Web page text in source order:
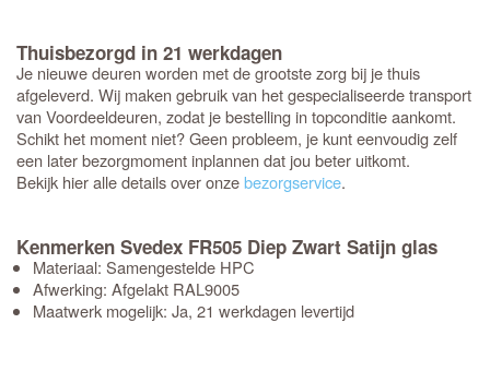
Thuisbezorgd in 21 werkdagen
Je nieuwe deuren worden met de grootste zorg bij je thuis
afgeleverd. Wij maken gebruik van het gespecialiseerde transport
van Voordeeldeuren, zodat je bestelling in topconditie aankomt.
Schikt het moment niet? Geen probleem, je kunt eenvoudig zelf
een later bezorgmoment inplannen dat jou beter uitkomt.
Bekijk hier alle details over onzebezorgservice.
Kenmerken Svedex FR505 Diep Zwart Satijn glas
Materiaal: Samengestelde HPC
Afwerking: Afgelakt RAL9005
Maatwerk mogelijk: Ja, 21 werkdagen levertijd